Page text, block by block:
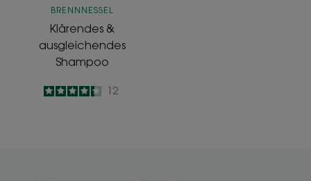
BRENNNESSEL
Klärendes &
ausgleichendes
Shampoo
4.3
/512